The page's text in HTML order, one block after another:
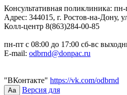
Консультативная поликлиника:
Адрес: 344015, г. Ростов-на-Дону,
Колл-центр 8(863)284-00-85
пн-пт с 08:00 до 17:00 сб-вс
E-mail: odbrnd@donpac.ru
"ВКонтакте" https://vk.com/odbrnd
Aa
Версия для